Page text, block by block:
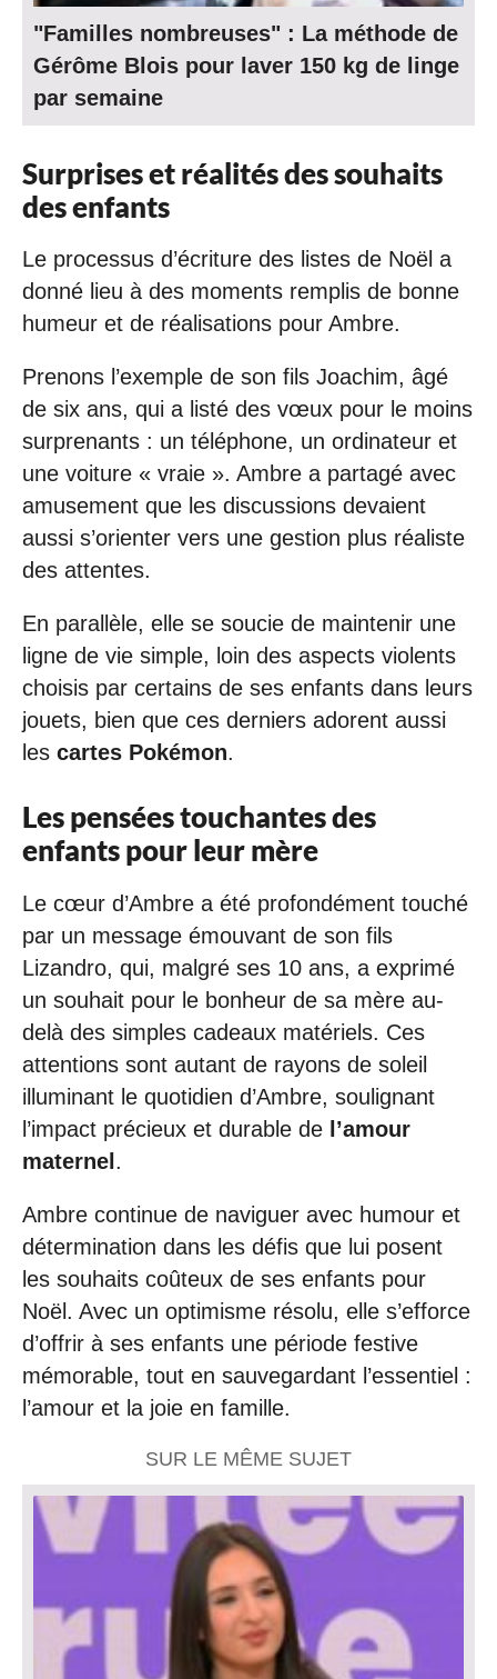
"Familles nombreuses" : La méthode de
Gérôme Blois pour laver 150 kg de linge
par semaine
Surprises et réalités dessouhaits
des enfants
Le processus d’écriture des listes de Noël a
donné lieu à des moments remplis de bonne
humeur et de réalisations pour Ambre.
Prenons l’exemple de son fils Joachim, âgé
de six ans, qui a listé des vœux pour le moins
surprenants : un téléphone, un ordinateur et
une voiture « vraie ». Ambre a partagé avec
amusement que les discussions devaient
aussi s’orienter vers une gestion plus réaliste
des attentes.
En parallèle, elle se soucie de maintenir une
ligne de vie simple, loin des aspects violents
choisis par certains de ses enfants dans leurs
jouets, bien que ces derniers adorent aussi
les cartes Pokémon.
Les pensées touchantes des
enfants pour leur mère
Le cœur d’Ambre a été profondément touché
par un message émouvant de son fils
Lizandro, qui, malgré ses 10 ans, a exprimé
un souhait pour le bonheur de sa mère au-
delà des simples cadeaux matériels. Ces
attentions sont autant de rayons de soleil
illuminant le quotidien d’Ambre, soulignant
l’impact précieux et durable de l’amour
maternel .
Ambre continue de naviguer avec humour et
détermination dans les défis que lui posent
les souhaits coûteux de ses enfants pour
Noël. Avec un optimisme résolu, elle s’efforce
d’offrir à ses enfants une période festive
mémorable, tout en sauvegardant l’essentiel :
l’amour et la joie en famille.
SUR LE MÊME SUJET